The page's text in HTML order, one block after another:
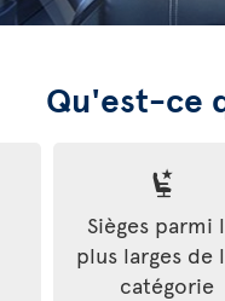
Qu'est-ce
Sièges parmi
plus larges de
catégorie